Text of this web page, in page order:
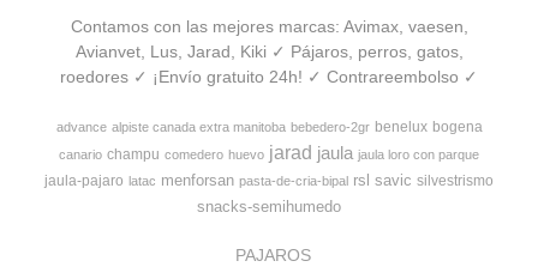
Contamos con las mejores marcas: Avimax, vaesen,
Avianvet, Lus, Jarad, Kiki ✓ Pájaros, perros, gatos,
roedores ✓ ¡Envío gratuito 24h! ✓ Contrareembolso ✓
advance alpiste canada extra manitoba bebedero-2gr benelux bogena
canario champu comedero huevo jarad jaula jaula loro con parque
jaula-pajaro latac menforsan pasta-de-cria-bipal rsl savic silvestrismo
snacks-semihumedo
PAJAROS